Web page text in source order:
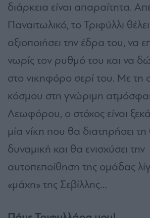
διάρκεια είναι απαραίτητα.
Παναιτωλικό, το Τριφύλλι
αξιοποιήσει την έδρα του, να
νωρίς τον ρυθμό του και να
στο νικηφόρο σερί του. Με τη
κόσμου στη γνώριμη
Λεωφόρου, ο στόχος είναι
μία νίκη που θα διατηρήσει τη
δυναμική και θα ενισχύσει την
αυτοπεποίθηση της ομάδας
«μάχη» της Σεβίλλης…